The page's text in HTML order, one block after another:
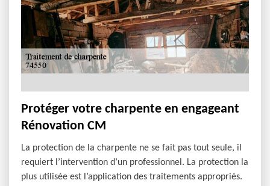
Protéger votre charpente en engageant
Rénovation CM
La protection de la charpente ne se fait pas tout seule, il
requiert l’intervention d’un professionnel. La protection la
plus utilisée est l’application des traitements appropriés.